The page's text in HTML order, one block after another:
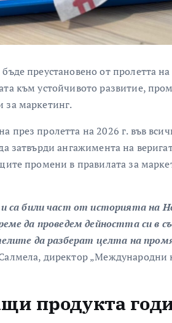
преустановено от пролетта на
към устойчивото развитие,
за маркетинг.
през пролетта на 2026 г. във
затвърди ангажимента на
промени в правилата за
били част от историята на
да проведем дейността си в
да разберат целта на
директор
продукта